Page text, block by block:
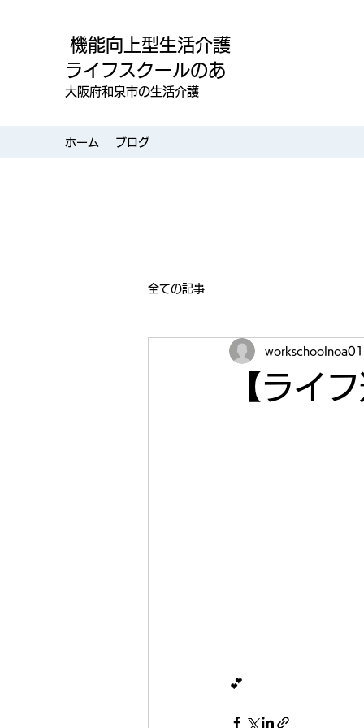
機能向上型生活介護
ライフスクールのあ
大阪府和泉市の生活介護
ホーム ブログ
全ての記事
【ライ
workschoolnoa01
💕